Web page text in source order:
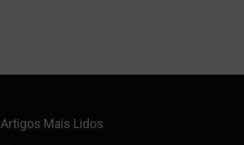
Artigos Mais Lidos